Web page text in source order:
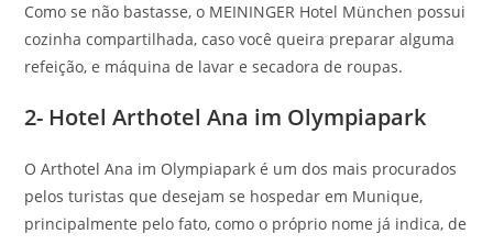
Como se não bastasse, o MEININGER Hotel München possui
cozinha compartilhada, caso você queira preparar alguma
refeição, e máquina de lavar e secadora de roupas.
2- Hotel Arthotel Ana im Olympiapark
O Arthotel Ana im Olympiapark é um dos mais procurados
pelos turistas que desejam se hospedar em Munique,
principalmente pelo fato, como o próprio nome já indica, de